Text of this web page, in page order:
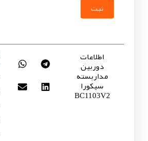
ثبت
اطلاعات
دوربین
مداربسته
سیکورا
BC1103V2